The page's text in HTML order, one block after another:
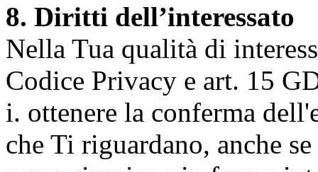
8. Diritti dell’interessato
Nella Tua qualità di
Codice Privacy e art. 15
i. ottenere la conferma
che Ti riguardano, anche